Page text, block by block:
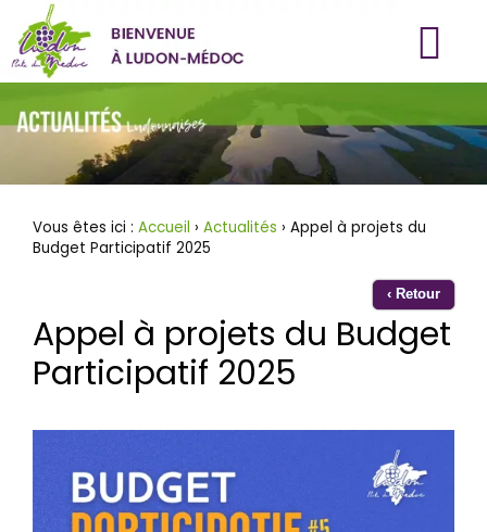
au
Vous êtes ici : Accueil › Actualités › Appel à projets du
Budget Participatif 2025
‹ Retour
Appel à projets du Budget
Participatif 2025